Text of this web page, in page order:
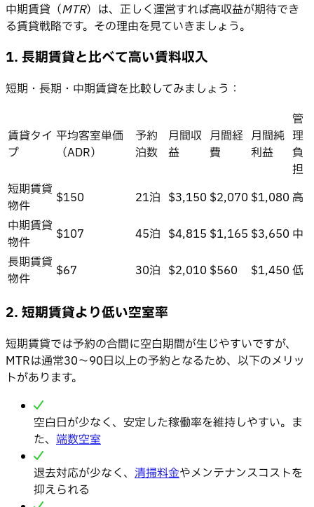
中期賃貸（MTR）は、正しく運営すれば高収益が期待でき
る賃貸戦略です。その理由を見ていきましょう。
1. 長期賃貸と比べて高い賃料収入
短期・長期・中期賃貸を比較してみましょう：
賃貸タイ
プ
平均客室単価
（ADR）
予約
泊数
月間収
益
月間経
費
月間純
利益
管
理
負
担
短期賃貸
物件
$150 21泊 $3,150 $2,070 $1,080 高
中期賃貸
物件
$107 45泊 $4,815 $1,165 $3,650 中
長期賃貸
物件
$67 30泊 $2,010 $560 $1,450 低
2. 短期賃貸より低い空室率
短期賃貸では予約の合間に空白期間が生じやすいですが、
MTRは通常30〜90日以上の予約となるため、以下のメリッ
トがあります。
空白日が少なく、安定した稼働率を維持しやすい。ま
た、 端数空室
退去対応が少なく、 清掃料金やメンテナンスコストを
抑えられる